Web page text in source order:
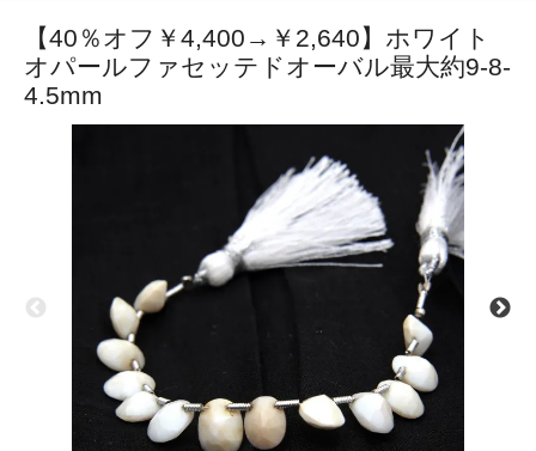
【40％オフ￥4,400→￥2,640】ホワイト
オパールファセッテドオーバル最大約9-8-
4.5mm